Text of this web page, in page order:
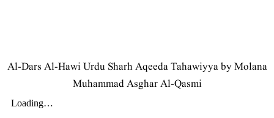
Al-Dars Al-Hawi Urdu Sharh Aqeeda Tahawiyya by Molana
Muhammad Asghar Al-Qasmi